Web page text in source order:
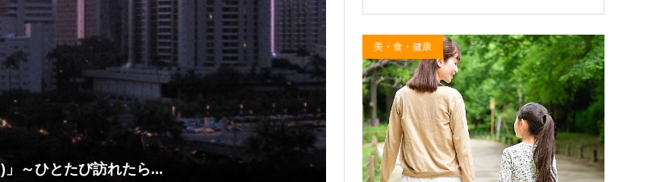
～ひとたび訪れたら... その芳香で黎明期のハワイ王朝を支えた、ハ
美・食・健康